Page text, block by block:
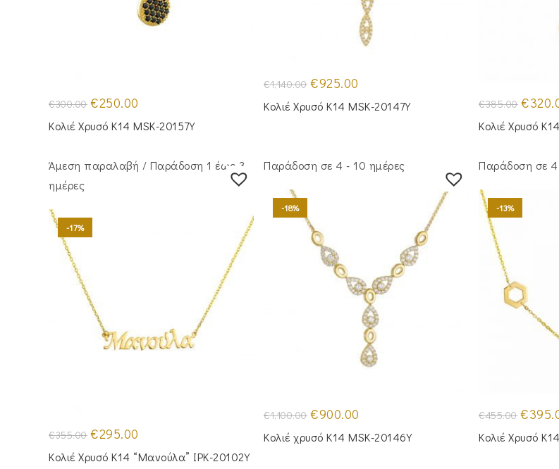
€300.00 Original
price
was:
€300.00.
€250.00
τιμή
είναι:
Κολιέ Χρυσό Κ14 MSK-20157Y
€1,140.00 Original
price
was:
€1,140.00.
€925.00
τιμή
είναι:
Κολιέ Χρυσό Κ14 MSK-20147Y €385.00 Original
price
was:
€385.00.
€
Κολιέ Χρυσό
Άμεση παραλαβή / Παράδoση 1 έως 3
ημέρες
-17%
€355.00 Original
price
was:
€355.00.
€295.00
τιμή
είναι:
Κολιέ Χρυσό Κ14 “Μανούλα” IPK-20102Y
Παράδοση σε 4 - 10 ημέρες
-18%
€1,100.00 Original
price
was:
€1,100.00.
€900.00
τιμή
είναι:
Κολιέ χρυσό Κ14 MSK-20146Y
Παράδοση σε
-13%
€455.00 Original
price
was:
€455.00.
€
Κολιέ Χρυσό